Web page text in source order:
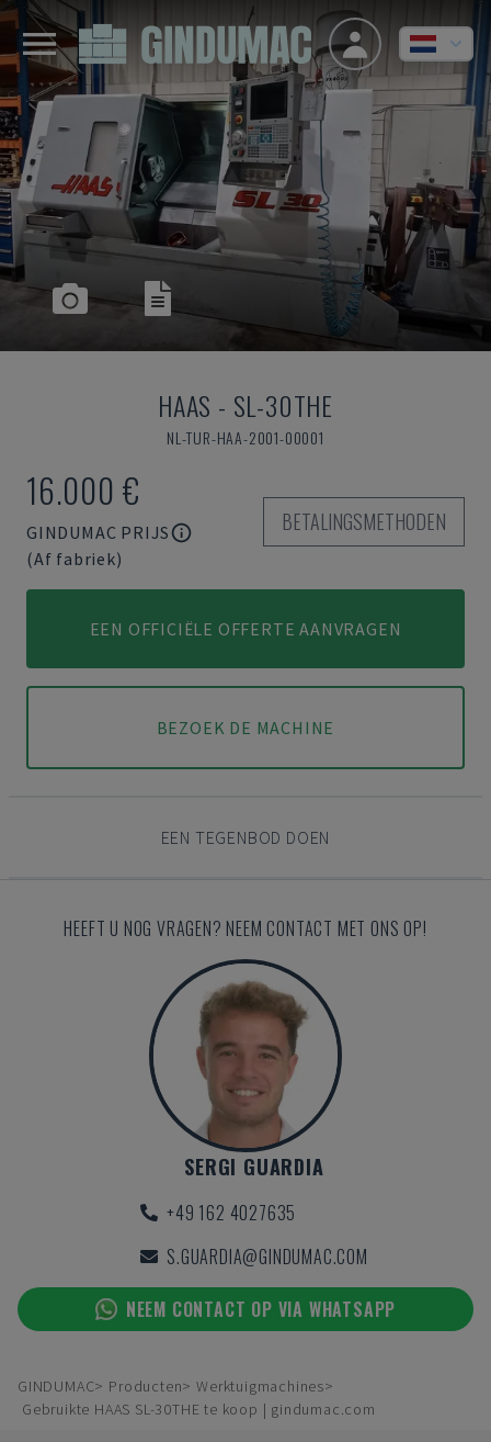
HAAS - SL-30THE
NL-TUR-HAA-2001-00001
16.000 €
GINDUMAC PRIJS
(Af fabriek)
BETALINGSMETHODEN
EEN OFFICIËLE OFFERTE AANVRAGEN
BEZOEK DE MACHINE
EEN TEGENBOD DOEN
HEEFT U NOG VRAGEN? NEEM CONTACT MET ONS OP!
SERGI GUARDIA
+49 162 4027635
S.GUARDIA@GINDUMAC.COM
NEEM CONTACT OP VIA WHATSAPP
GINDUMAC Producten
Werktuigmachines
Gebruikte HAAS SL-30THE te koop | gindumac.com